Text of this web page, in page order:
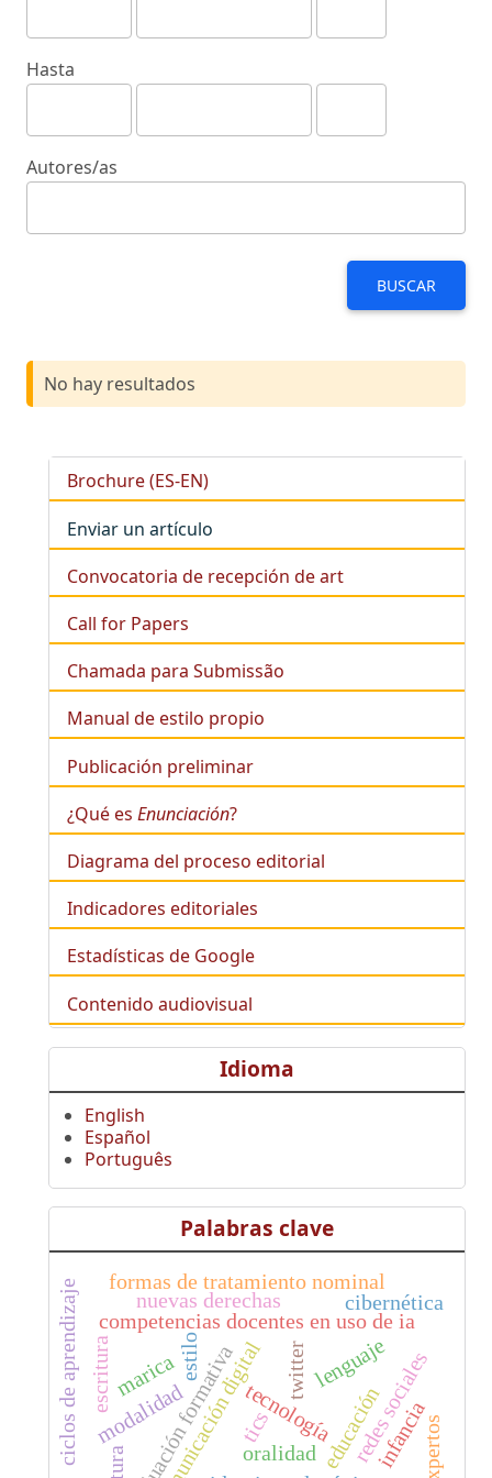
Hasta
Autores/as
BUSCAR
No hay resultados
Brochure (ES-EN)
Enviar un artículo
Convocatoria de recepción de art
Call for Papers
Chamada para Submissão
Manual de estilo propio
Publicación preliminar
¿Qué es Enunciación?
Diagrama del proceso editorial
Indicadores editoriales
Estadísticas de Google
Contenido audiovisual
Idioma
English
Español
Português
Palabras clave
lenguaje
tecnología
comunicación digital educación
tics
competencias docentes en uso de ia
ciclos de aprendizaje evaluación formativa
modalidad redes sociales
estilo
nuevas derechas
escritura
oralidad
marica twitter
formas de tratamiento nominal
infancia
cibernética
expertos